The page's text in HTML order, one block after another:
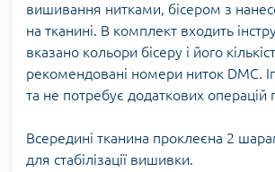
вишивання нитками, бісером з
на тканині. В комплект входить
вказано кольори бісеру і його
рекомендовані номери ниток DMC.
та не потребує додаткових
Всередині тканина проклеєна 2
для стабілізації вишивки.